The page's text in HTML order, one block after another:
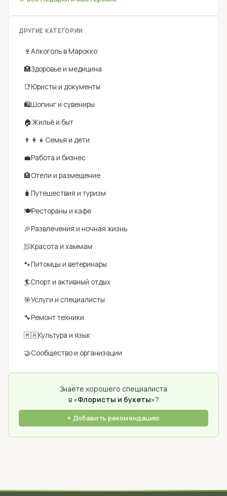
ДРУГИЕ КАТЕГОРИИ
🍷Алкоголь в Марокко
🏥Здоровье и медицина
📑Юристы и документы
🛍Шопинг и сувениры
🏠Жильё и быт
👨‍👩‍👧 Семья и дети
💼Работа и бизнес
🏨Отели и размещение
🧳 Путешествия и туризм
🍽Рестораны и кафе
🎉Развлечения и ночная жизнь
🧖Красота и хаммам
🐾Питомцы и ветеринары
🏄Спорт и активный отдых
🎯Услуги и специалисты
🔧Ремонт техники
🇲🇦Культура и язык
🤝Сообщество и организации
Знаете хорошего специалиста
в «Флористы и букеты»?
+ Добавить рекомендацию